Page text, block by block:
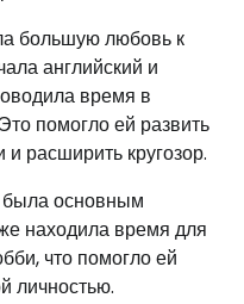
большую любовь к
английский и
время в
помогло ей развить
расширить кругозор.
была основным
находила время для
что помогло ей
личностью.